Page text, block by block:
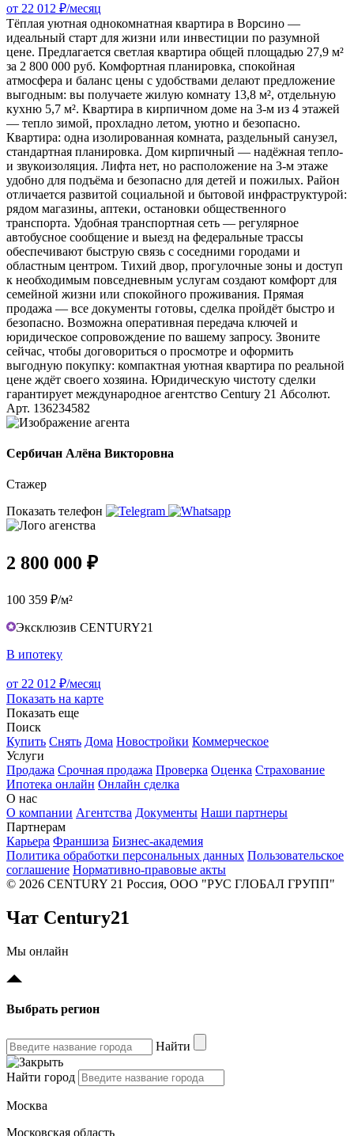
от 22 012 ₽/месяц
Тёплая уютная однокомнатная квартира в Ворсино —
идеальный старт для жизни или инвестиции по разумной
цене. Предлагается светлая квартира общей площадью 27,9 м²
за 2 800 000 руб. Комфортная планировка, спокойная
атмосфера и баланс цены с удобствами делают предложение
выгодным: вы получаете жилую комнату 13,8 м², отдельную
кухню 5,7 м². Квартира в кирпичном доме на 3-м из 4 этажей
— тепло зимой, прохладно летом, уютно и безопасно.
Квартира: одна изолированная комната, раздельный санузел,
стандартная планировка. Дом кирпичный — надёжная тепло-
и звукоизоляция. Лифта нет, но расположение на 3-м этаже
удобно для подъёма и безопасно для детей и пожилых. Район
отличается развитой социальной и бытовой инфраструктурой:
рядом магазины, аптеки, остановки общественного
транспорта. Удобная транспортная сеть — регулярное
автобусное сообщение и выезд на федеральные трассы
обеспечивают быструю связь с соседними городами и
областным центром. Тихий двор, прогулочные зоны и доступ
к необходимым повседневным услугам создают комфорт для
семейной жизни или спокойного проживания. Прямая
продажа — все документы готовы, сделка пройдёт быстро и
безопасно. Возможна оперативная передача ключей и
юридическое сопровождение по вашему запросу. Звоните
сейчас, чтобы договориться о просмотре и оформить
выгодную покупку: компактная уютная квартира по реальной
цене ждёт своего хозяина. Юридическую чистоту сделки
гарантирует международное агентство Century 21 Абсолют.
Арт. 136234582
Сербичан Алёна Викторовна
Стажер
Показать телефон
2 800 000 ₽
100 359 ₽/м²
Эксклюзив CENTURY21
В ипотеку
от 22 012 ₽/месяц
Показать на карте
Показать еще
Поиск
Купить Снять Дома Новостройки Коммерческое
Услуги
Продажа Срочная продажа Проверка Оценка Страхование
Ипотека онлайн Онлайн сделка
О нас
О компании Агентства Документы Наши партнеры
Партнерам
Карьера Франшиза Бизнес-академия
Политика обработки персональных данных Пользовательское
соглашение Нормативно-правовые акты
© 2026 CENTURY 21 Россия, ООО "РУС ГЛОБАЛ ГРУПП"
Чат Century21
Мы онлайн
Выбрать регион
Найти
Найти город
Москва
Московская область